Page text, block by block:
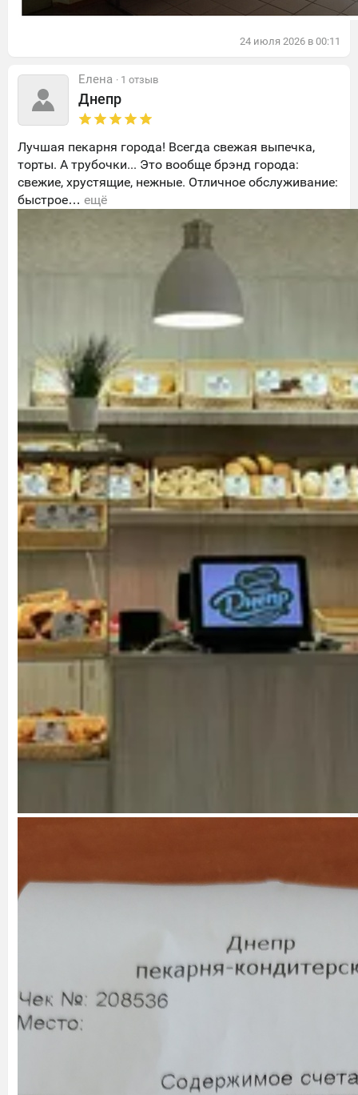
24 июля 2026 в 00:11
Елена · 1 отзыв
Днепр
Лучшая пекарня города! Всегда свежая выпечка,
торты. А трубочки... Это вообще брэнд города:
свежие, хрустящие, нежные. Отличное обслуживание:
быстрое… ещё